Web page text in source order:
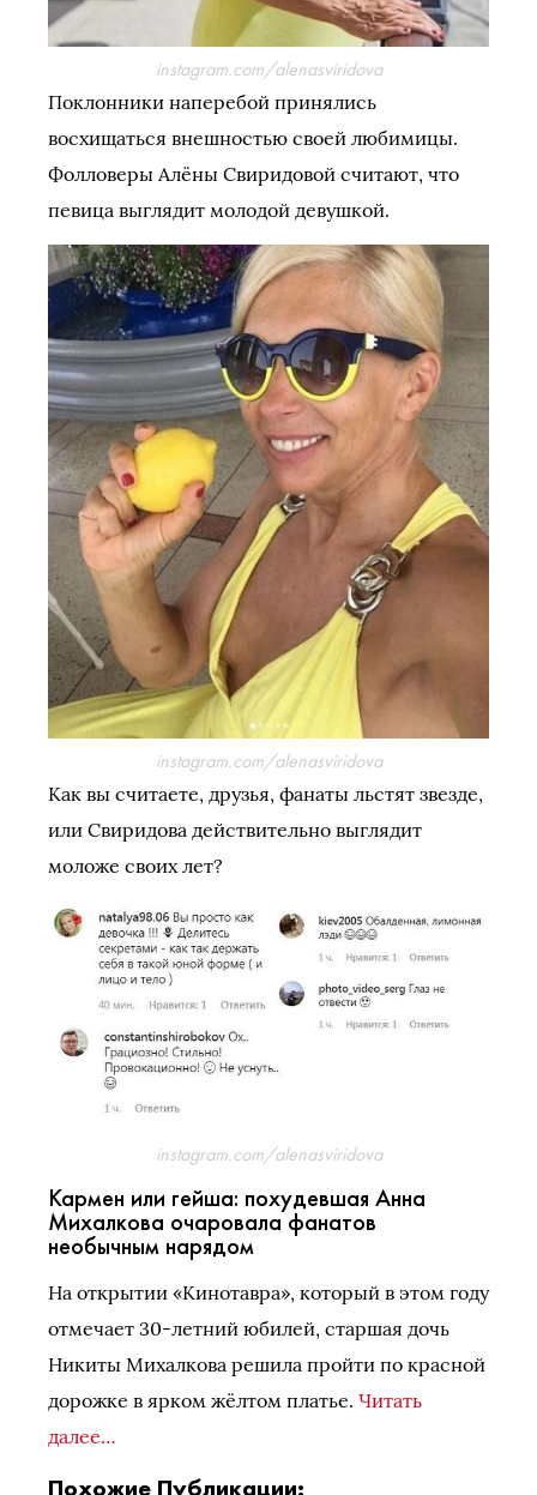
instagram.com/alenasviridova
Поклонники наперебой принялись
восхищаться внешностью своей любимицы.
Фолловеры Алёны Свиридовой считают, что
певица выглядит молодой девушкой.
instagram.com/alenasviridova
Как вы считаете, друзья, фанаты льстят звезде,
или Свиридова действительно выглядит
моложе своих лет?
instagram.com/alenasviridova
Кармен или гейша: похудевшая Анна
Михалкова очаровала фанатов
необычным нарядом
На открытии «Кинотавра», который в этом году
отмечает 30-летний юбилей, старшая дочь
Никиты Михалкова решила пройти по красной
дорожке в ярком жёлтом платье. Читать
далее…
Похожие Публикации: